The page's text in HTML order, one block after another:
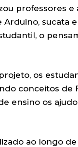
professores e
Arduino, sucata
o
os
conceitos de
ensino os
ao longo